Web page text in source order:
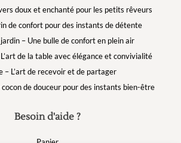
Besoin d'aide ?
doux et enchanté pour les petits rêveurs
de confort pour des instants de détente
– Une bulle de confort en plein air
de la table avec élégance et convivialité
– L’art de recevoir et de partager
cocon de douceur pour des instants bien-être